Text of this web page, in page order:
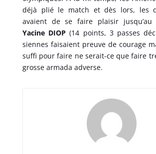
déjà plié le match et dès lors, les
avaient de se faire plaisir jusqu’au
Yacine DIOP (14 points, 3 passes
siennes faisaient preuve de courage
suffi pour faire ne serait-ce que faire
grosse armada adverse.